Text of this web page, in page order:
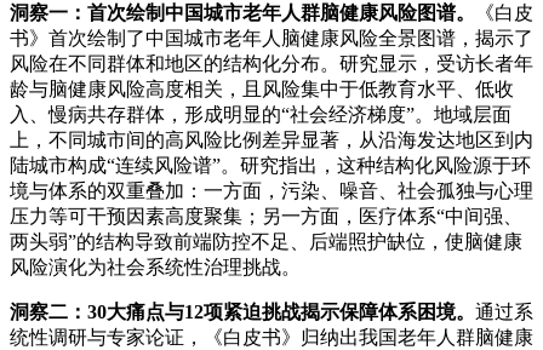
洞察一：首次绘制中国城市老年人群脑健康风险图谱。
《白皮
书》首次绘制了中国城市老年人脑健康风险全景图谱，揭示了
风险在不同群体和地区的结构化分布。研究显示，受访长者年
龄与脑健康风险高度相关，且风险集中于低教育水平、低收
入、慢病共存群体，形成明显的“社会经济梯度”。地域层面
上，不同城市间的高风险比例差异显著，从沿海发达地区到内
陆城市构成“连续风险谱”。研究指出，这种结构化风险源于环
境与体系的双重叠加：一方面，污染、噪音、社会孤独与心理
压力等可干预因素高度聚集；另一方面，医疗体系“中间强、
两头弱”的结构导致前端防控不足、后端照护缺位，使脑健康
风险演化为社会系统性治理挑战。
洞察二：30大痛点与12项紧迫挑战揭示保障体系困境。 通过系
统性调研与专家论证，《白皮书》归纳出我国老年人群脑健康